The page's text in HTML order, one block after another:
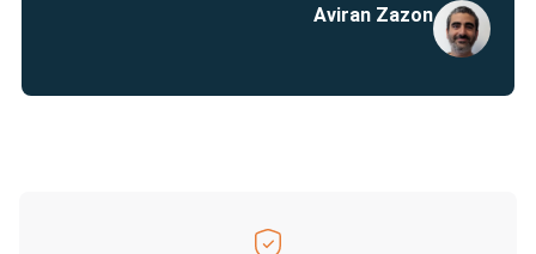
Aviran Zazon